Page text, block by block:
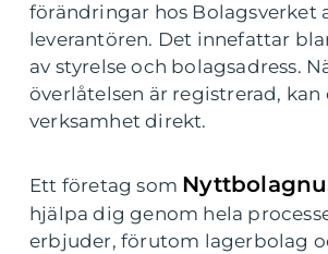
förändringar hos Bolagsverket
leverantören. Det innefattar
av styrelse och bolagsadress.
överlåtelsen är registrerad,
verksamhet direkt.
Ett företag som
hjälpa dig genom hela
erbjuder, förutom lagerbolag